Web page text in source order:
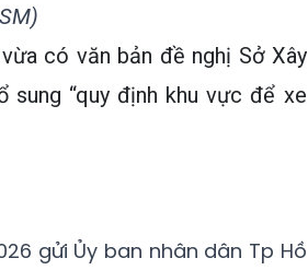
có văn bản đề nghị Sở Xây
sung “quy định khu vực để xe
gửi Ủy ban nhân dân Tp Hồ